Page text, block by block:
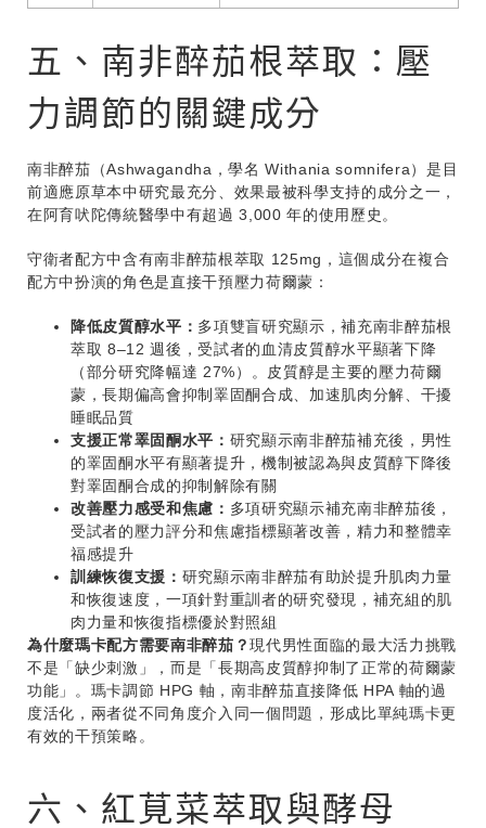
五、南非醉茄根萃取：壓
力調節的關鍵成分
南非醉茄（Ashwagandha，學名 Withania somnifera）是目
前適應原草本中研究最充分、效果最被科學支持的成分之一，
在阿育吠陀傳統醫學中有超過 3,000 年的使用歷史。
守衛者配方中含有南非醉茄根萃取 125mg，這個成分在複合
配方中扮演的角色是直接干預壓力荷爾蒙：
降低皮質醇水平： 多項雙盲研究顯示，補充南非醉茄根
萃取 8–12 週後，受試者的血清皮質醇水平顯著下降
（部分研究降幅達 27%）。皮質醇是主要的壓力荷爾
蒙，長期偏高會抑制睪固酮合成、加速肌肉分解、干擾
睡眠品質
支援正常睪固酮水平： 研究顯示南非醉茄補充後，男性
的睪固酮水平有顯著提升，機制被認為與皮質醇下降後
對睪固酮合成的抑制解除有關
改善壓力感受和焦慮： 多項研究顯示補充南非醉茄後，
受試者的壓力評分和焦慮指標顯著改善，精力和整體幸
福感提升
訓練恢復支援： 研究顯示南非醉茄有助於提升肌肉力量
和恢復速度，一項針對重訓者的研究發現，補充組的肌
肉力量和恢復指標優於對照組
為什麼瑪卡配方需要南非醉茄？現代男性面臨的最大活力挑戰
不是「缺少刺激」，而是「長期高皮質醇抑制了正常的荷爾蒙
功能」。瑪卡調節 HPG 軸，南非醉茄直接降低 HPA 軸的過
度活化，兩者從不同角度介入同一個問題，形成比單純瑪卡更
有效的干預策略。
六、紅莧菜萃取與酵母